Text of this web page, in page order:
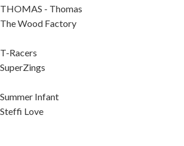
THOMAS - Thomas
The Wood Factory
T-Racers
SuperZings
Summer Infant
Steffi Love